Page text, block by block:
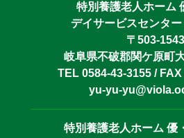
特別養護老人ホーム
デイサービスセンタ
〒503-1543
岐阜県不破郡関ケ原町
TEL 0584-43-3155 /
yu-yu-
特別養護老人ホーム 優